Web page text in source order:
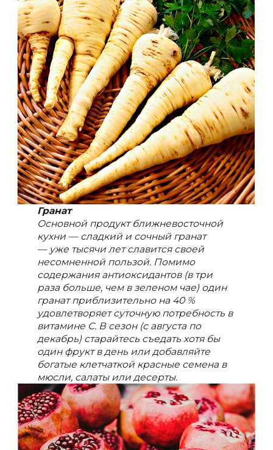
Гранат
Основной продукт ближневосточной
кухни — сладкий и сочный гранат
— уже тысячи лет славится своей
несомненной пользой. Помимо
содержания антиоксидантов (в три
раза больше, чем в зеленом чае) один
гранат приблизительно на 40 %
удовлетворяет суточную потребность в
витамине С. В сезон (с августа по
декабрь) старайтесь съедать хотя бы
один фрукт в день или добавляйте
богатые клетчаткой красные семена в
мюсли, салаты или десерты.